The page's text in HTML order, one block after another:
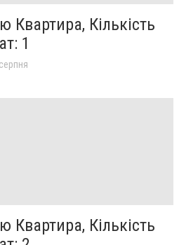
Квартира, Кількість
1
Квартира, Кількість